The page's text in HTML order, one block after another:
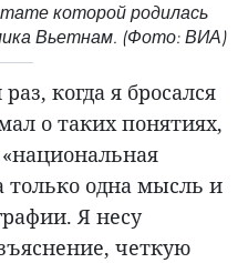
которой родилась
Вьетнам. (Фото: ВИА)
когда я бросался
о таких понятиях,
только одна мысль и
Я несу
четкую